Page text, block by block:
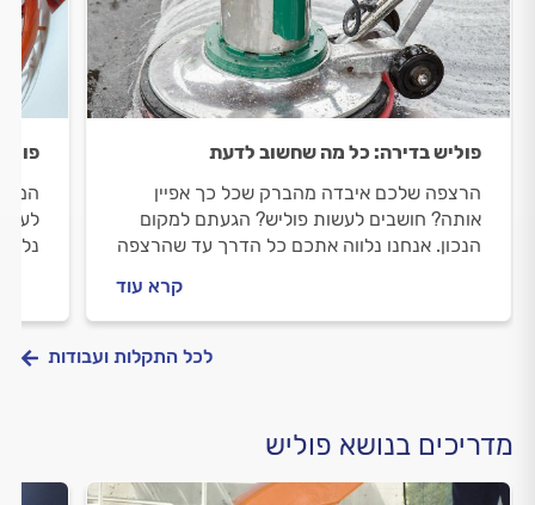
פוליש בדירה: כל מה שחשוב לדעת
הרצפה שלכם איבדה מהברק שכל כך אפיין
אותה? חושבים לעשות פוליש? הגעתם למקום
הנכון. אנחנו נלווה אתכם כל הדרך עד שהרצפה
שעושים פוליש וכמה זה עולה? כל התשובות
לפניכם.
קרא עוד
לכל התקלות ועבודות
מדריכים בנושא פוליש